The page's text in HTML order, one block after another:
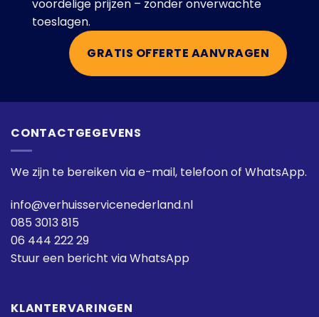
voordelige prijzen – zonder onverwachte
toeslagen.
GRATIS OFFERTE AANVRAGEN
CONTACTGEGEVENS
We zijn te bereiken via e-mail, telefoon of WhatsApp.
info@verhuisservicenederland.nl
085 3013 815
06 444 222 29
Stuur een bericht via WhatsApp
KLANTERVARINGEN